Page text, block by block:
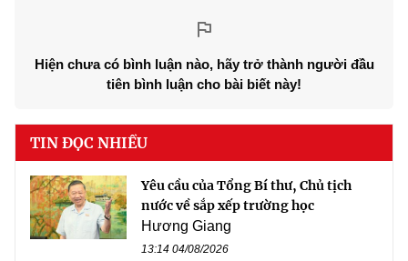
Hiện chưa có bình luận nào, hãy trở thành người đầu
tiên bình luận cho bài biết này!
TIN ĐỌC NHIỀU
Yêu cầu của Tổng Bí thư, Chủ tịch
nước về sắp xếp trường học
Hương Giang
13:14 04/08/2026